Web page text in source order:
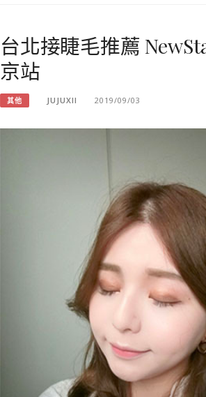
台北接睫毛推薦
京站
其他 JUJUXII 2019/09/03